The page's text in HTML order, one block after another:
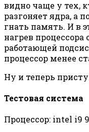
видно чаще у тех,
разгоняет ядра, а
гнать память. И в
нагрев процессора
работающей
процессор менее
Ну и теперь
Тестовая система
Процессор: intel i9